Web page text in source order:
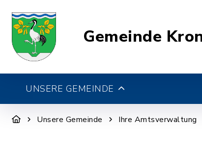
Gemeinde
UNSERE GEMEINDE
Unsere Gemeinde Ihre Amtsverwaltung